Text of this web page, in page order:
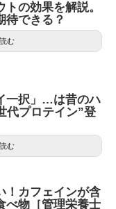
の効果を解説。
待できる？
む
一択」…は昔のハ
代プロテイン”登
む
！カフェインが含
べ物［管理栄養士